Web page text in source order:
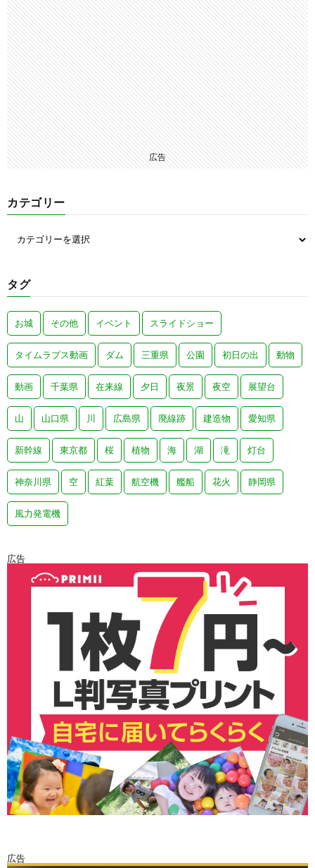
広告
カテゴリー
タグ
お城 その他 イベント スライドショー
タイムラプス動画 ダム 三重県 公園 初日の出 動物
動画 千葉県 在来線 夕日 夜景 夜空 展望台
山 山口県 川 広島県 廃線跡 建造物 愛知県
新幹線 東京都 桜 植物 海 湖 滝 灯台
神奈川県 空 紅葉 航空機 艦船 花火 静岡県
風力発電機
広告
広告